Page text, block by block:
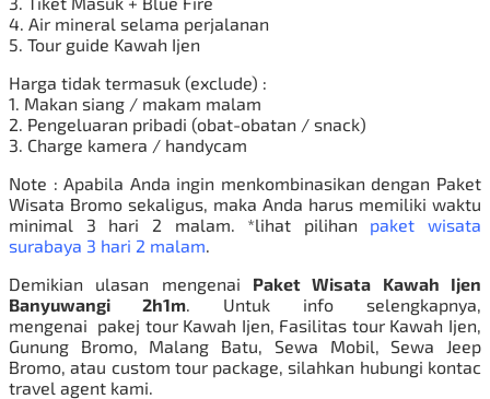
4. Air mineral selama perjalanan
5. Tour guide Kawah Ijen
Harga tidak termasuk (exclude) :
1. Makan siang / makam malam
2. Pengeluaran pribadi (obat-obatan / snack)
3. Charge kamera / handycam
Note : Apabila Anda ingin menkombinasikan dengan Paket
Wisata Bromo sekaligus, maka Anda harus memiliki waktu
minimal 3 hari 2 malam. *lihat pilihan paket wisata
surabaya 3 hari 2 malam
Demikian ulasan mengenai Paket Wisata Kawah Ijen
Banyuwangi 2h1m . Untuk info selengkapnya,
mengenai pakej tour Kawah Ijen , Fasilitas tour Kawah Ijen,
Gunung Bromo, Malang Batu, Sewa Mobil, Sewa Jeep
Bromo , atau custom tour package, silahkan hubungi kontac
travel agent kami.